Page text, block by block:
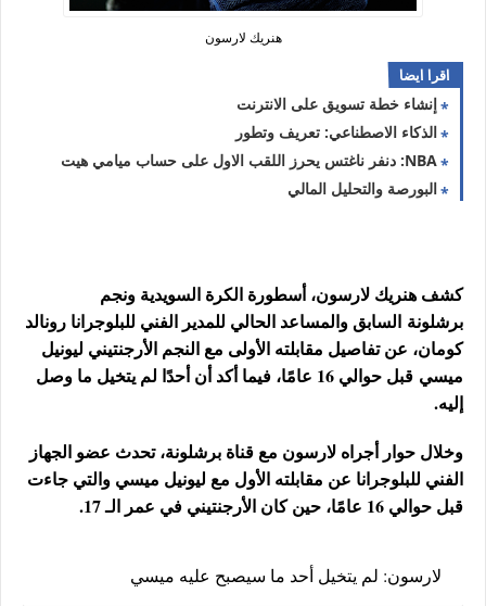
هنريك لارسون
اقرا ايضا
إنشاء خطة تسويق على الانترنت
الذكاء الاصطناعي: تعريف وتطور
NBA: دنفر ناغتس يحرز اللقب الاول على حساب ميامي هيت
البورصة والتحليل المالي
كشف هنريك لارسون، أسطورة الكرة السويدية ونجم
برشلونة السابق والمساعد الحالي للمدير الفني للبلوجرانا رونالد
كومان، عن تفاصيل مقابلته الأولى مع النجم الأرجنتيني ليونيل
ميسي
قبل حوالي 16 عامًا، فيما أكد أن أحدًا لم يتخيل ما وصل
إليه.
وخلال حوار أجراه لارسون مع قناة برشلونة، تحدث عضو الجهاز
الفني للبلوجرانا عن مقابلته الأول مع ليونيل ميسي والتي جاءت
قبل حوالي 16 عامًا، حين كان الأرجنتيني في عمر الـ 17.
لارسون: لم يتخيل أحد ما سيصبح عليه ميسي